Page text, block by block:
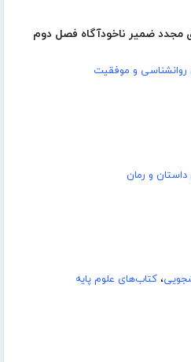
مجدد ضمیر ناخودآگاه فصل دوم
روانشناسی و موفقیت
و رمان
، کتاب‌های علوم پایه